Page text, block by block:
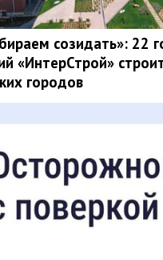
созидать»: 22
«ИнтерСтрой»
городов